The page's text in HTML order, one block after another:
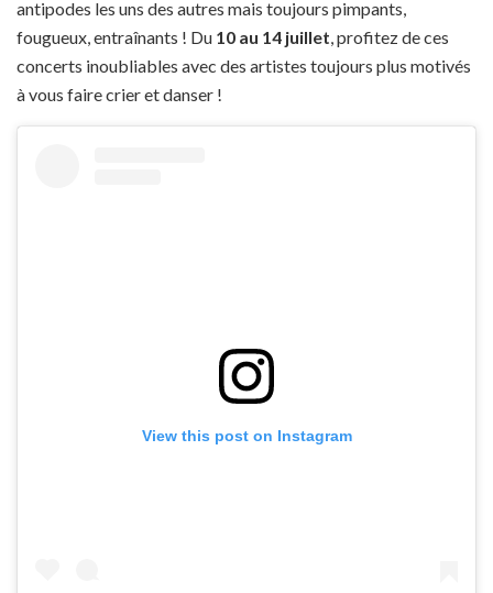
antipodes les uns des autres mais toujours pimpants,
fougueux, entraînants ! Du 10 au 14 juillet, profitez de ces
concerts inoubliables avec des artistes toujours plus motivés
à vous faire crier et danser !
View this post on Instagram